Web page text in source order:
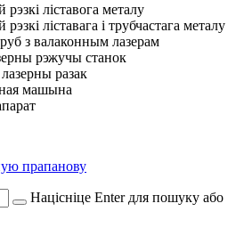
ліставога металу
ліставага і трубчастага металу
з валаконным лазерам
рэжучы станок
разак
машына
прапанову
Націсніце Enter для пошуку або